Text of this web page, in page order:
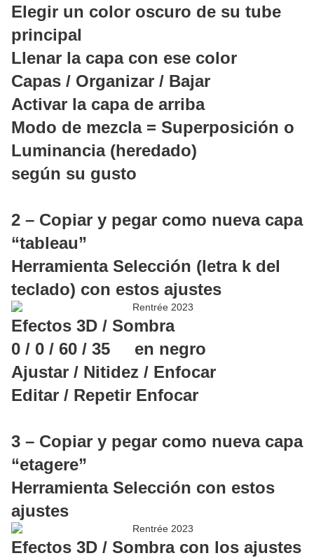
Elegir un color oscuro de su tube
principal
Llenar la capa con ese color
Capas / Organizar / Bajar
Activar la capa de arriba
Modo de mezcla = Superposición o
Luminancia (heredado)
según su gusto
2 – Copiar y pegar como nueva capa
“tableau”
Herramienta Selección (letra k del
teclado) con estos ajustes
Efectos 3D / Sombra
0 / 0 / 60 / 35 en negro
Ajustar / Nitidez / Enfocar
Editar / Repetir Enfocar
3 – Copiar y pegar como nueva capa
“etagere”
Herramienta Selección con estos
ajustes
Efectos 3D / Sombra con los ajustes